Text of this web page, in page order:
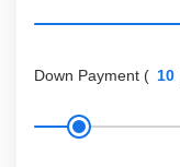
Down Payment (